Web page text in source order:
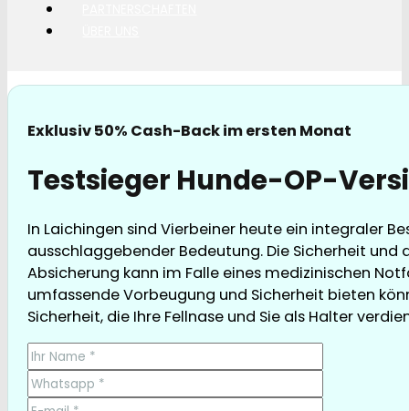
Exklusiv 50% Cash-Back im ersten Monat
Testsieger Hunde-OP-
In Laichingen sind Vierbeiner heute ein integraler
ausschlaggebender Bedeutung. Die Sicherheit
Absicherung kann im Falle eines medizinischen
umfassende Vorbeugung und Sicherheit bieten
Sicherheit, die Ihre Fellnase und Sie als Halter